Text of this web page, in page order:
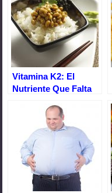
b
o
o
k
st
A
Vitamina K2: El
Nutriente Que Falta
Corazón Y De Los